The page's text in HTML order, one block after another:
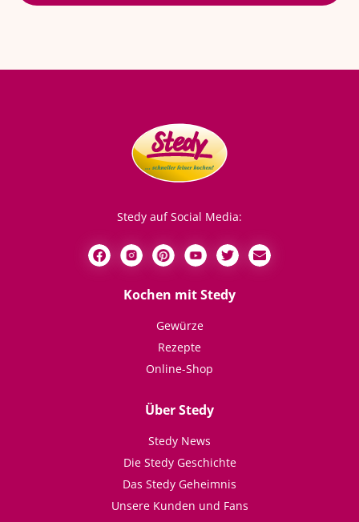
Stedy auf Social Media:
Kochen mit Stedy
Gewürze
Rezepte
Online-Shop
Über Stedy
Stedy News
Die Stedy Geschichte
Das Stedy Geheimnis
Unsere Kunden und Fans